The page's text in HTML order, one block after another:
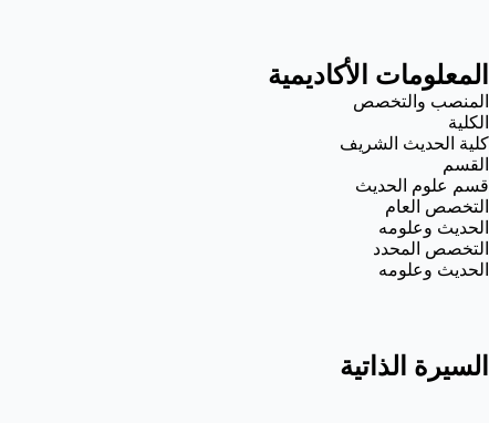
المعلومات الأكاديمية
المنصب والتخصص
الكلية
كلية الحديث الشريف
القسم
قسم علوم الحديث
التخصص العام
الحديث وعلومه
التخصص المحدد
الحديث وعلومه
السيرة الذاتية